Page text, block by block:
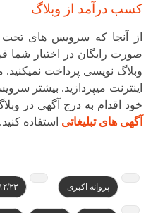
کسب درآمد از وبلاگ
از آنجا که سرویس های تحت
صورت رایگان در اختیار شما
وبلاگ نویسی پرداخت
اینترنت میپردازید. بیشتر
خود اقدام به درج آگهی در
آگهی های تبلیغاتی استفاده کنید.
پروانه اکبری